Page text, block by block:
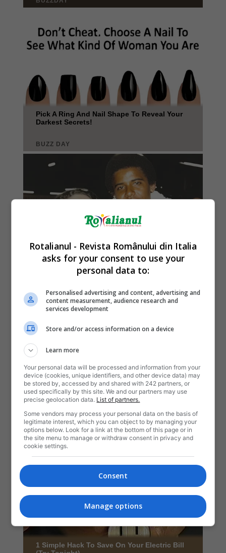
Rotalianul - Revista Românului din Italia
asks for your consent to use your
personal data to:
Personalised advertising and content, advertising and
content measurement, audience research and
services development
Store and/or access information on a device
Learn more
Your personal data will be processed and information from your
device (cookies, unique identifiers, and other device data) may
be stored by, accessed by and shared with 242 partners, or
used specifically by this site. We and our partners may use
precise geolocation data. List of partners.
Some vendors may process your personal data on the basis of
legitimate interest, which you can object to by managing your
options below. Look for a link at the bottom of this page or in
the site menu to manage or withdraw consent in privacy and
cookie settings.
Consent
Manage options